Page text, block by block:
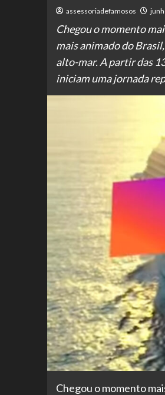
assessoriadefamosos
Chegou o momento
mais animado do
alto-mar. A partir das
iniciam uma jornada
Chegou o momento